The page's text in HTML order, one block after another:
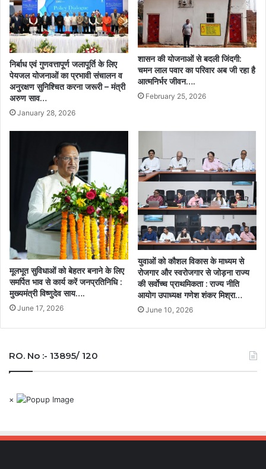
निर्बाध एवं गुणवत्तापूर्ण जलापूर्ति के लिए
पेयजल योजनाओं का प्रभावी संचालन व
अनुरक्षण सुनिश्चित करना जरूरी – मंत्री
अरुण साव…
January 28, 2026
शासन की योजनाओं से बदली जिंदगी:
चमन लाल पवार का परिवार अब जी रहा है
आत्मनिर्भर जीवन….
February 25, 2026
मूलभूत सुविधाओं को बेहतर बनाने के लिए
समर्पित भाव से कार्य करें जनप्रतिनिधि :
मुख्यमंत्री विष्णुदेव साय….
June 17, 2026
युवाओं को कौशल विकास के माध्यम से
रोजगार और स्वरोजगार से जोड़ना राज्य
की सर्वाेच्च प्राथमिकता : राज्य नीति
आयोग उपाध्यक्ष गणेश शंकर मिश्रा…
June 10, 2026
RO. No :- 13895/ 120
×